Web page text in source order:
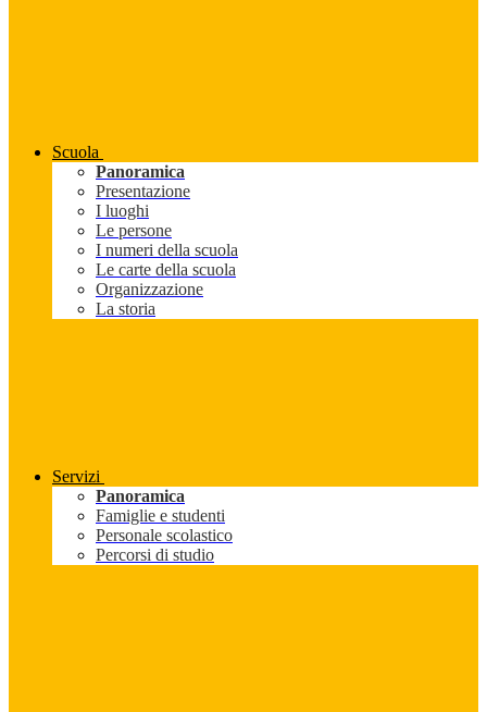
Scuola
Panoramica
Presentazione
I luoghi
Le persone
I numeri della scuola
Le carte della scuola
Organizzazione
La storia
Servizi
Panoramica
Famiglie e studenti
Personale scolastico
Percorsi di studio